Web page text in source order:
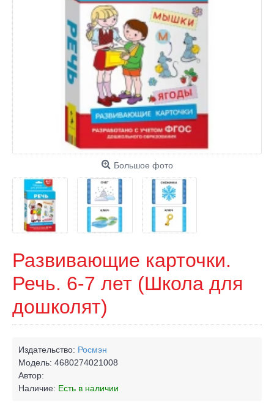
Большое фото
Развивающие карточки.
Речь. 6-7 лет (Школа для
дошколят)
Издательство: Росмэн
Модель: 4680274021008
Автор:
Наличие: Есть в наличии